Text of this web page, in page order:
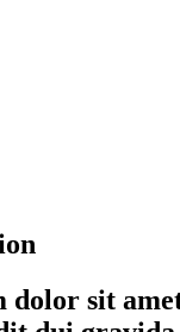
dolor sit